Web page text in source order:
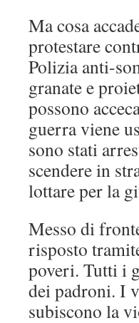
Ma cosa
protestare
Polizia anti-
granate e
possono
guerra viene
sono stati
scendere in
lottare per la
Messo di
risposto
poveri. Tutti i
dei padroni. I
subiscono la